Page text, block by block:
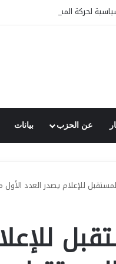
لحركة المستقبل: السودان
عن الحزب بيانات
للإعلام يصدر العدد